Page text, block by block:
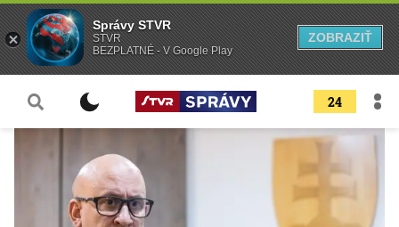
24
Správy STVR
STVR
BEZPLATNÉ - V Google Play
ZOBRAZIŤ